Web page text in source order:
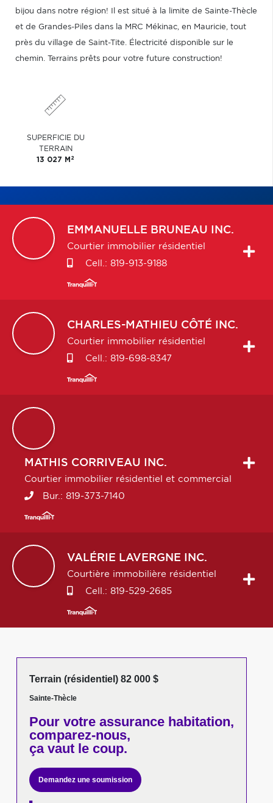
bijou dans notre région! Il est situé à la limite de Sainte-Thècle
et de Grandes-Piles dans la MRC Mékinac, en Mauricie, tout
près du village de Saint-Tite. Électricité disponible sur le
chemin. Terrains prêts pour votre future construction!
SUPERFICIE DU
TERRAIN
13 027 M 2
EMMANUELLE BRUNEAU INC.
Courtier immobilier résidentiel
Cell.: 819-913-9188
CHARLES-MATHIEU CÔTÉ INC.
Courtier immobilier résidentiel
Cell.: 819-698-8347
MATHIS CORRIVEAU INC.
Courtier immobilier résidentiel et commercial
Bur.: 819-373-7140
VALÉRIE LAVERGNE INC.
Courtière immobilière résidentiel
Cell.: 819-529-2685
Terrain (résidentiel) 82 000 $
Sainte-Thècle
Pour votreassurance habitation,
comparez-nous,
ça vaut le coup.
Demandez une soumission